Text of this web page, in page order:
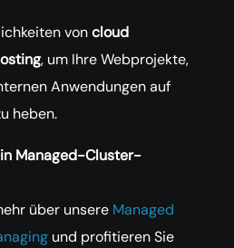
voncloud
, um Ihre Webprojekte,
Anwendungen auf
heben.
Managed-Cluster-
über unsere Managed
und profitieren Sie